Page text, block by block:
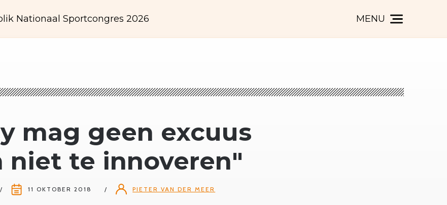
Nationaal Sportcongres 2026 MENU
mag geen excuus
niet te innoveren"
11 OKTOBER 2018 PIETER VAN DER MEER